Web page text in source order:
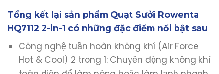
Tổng kết lại sản phẩm Quạt Sưởi Rowenta
HQ7112 2-in-1 có những đặc điểm nổi bật sau
Công nghệ tuần hoàn không khí (Air Force
Hot & Cool) 2 trong 1: Chuyển động không khí